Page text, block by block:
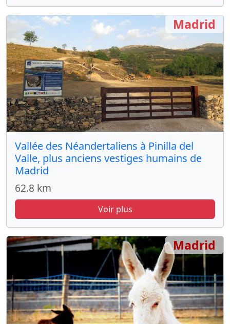
Vallée des Néandertaliens à Pinilla del
Valle, plus anciens vestiges humains de
Madrid
62.8 km
Voir plus
Madrid
Madrid